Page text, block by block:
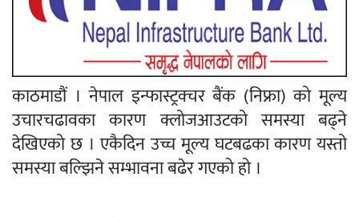
काठमाडौं । नेपाल इन्फास्ट्रक्चर बैंक (निफ्रा) को मूल्य
उचारचढावका कारण क्लोजआउटको समस्या बढ्ने
देखिएको छ । एकैदिन उच्च मूल्य घटबढका कारण यस्तो
समस्या बल्झिने सम्भावना बढेर गएको हो ।